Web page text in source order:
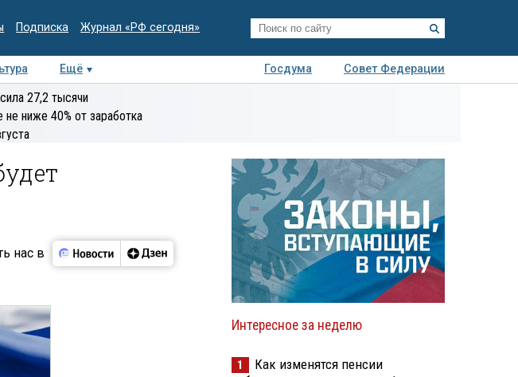
Подписка Журнал «РФ сегодня»
Ещё Госдума
Совет Федерации
Колумнисты
экспертиза
27,2 тысячи
ниже 40% от заработка
нас в
Интересное за неделю
1
Как изменятся пенсии